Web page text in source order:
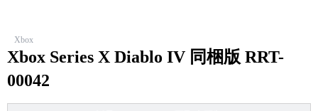
Xbox
Xbox Series X Diablo IV 同梱版 RRT-
00042